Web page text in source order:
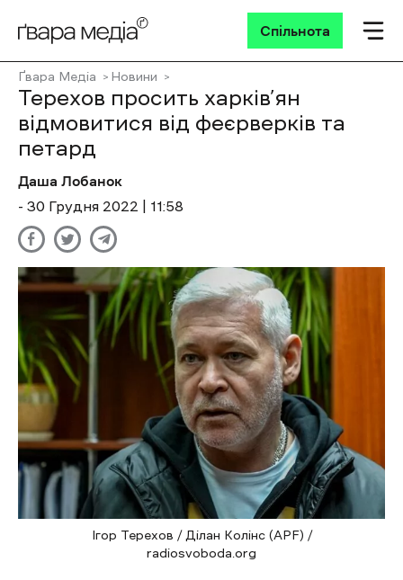
Спільнота
Ґвара Медіа Новини
Терехов просить харків’ян
відмовитися від феєрверків та
петард
Даша Лобанок
- 30 Грудня 2022 | 11:58
Ігор Терехов / Ділан Колінс (APF) /
radiosvoboda.org